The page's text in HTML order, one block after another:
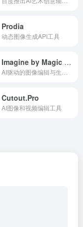
Prodia
动态图像生成API工具
Imagine by Magic Studio
Cutout.Pro
AI图像和视频编辑工具